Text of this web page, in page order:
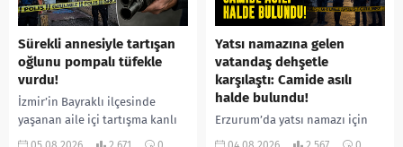
Sürekli annesiyle tartışan
oğlunu pompalı tüfekle
vurdu!
İzmir’in Bayraklı ilçesinde
yaşanan aile içi tartışma kanlı
bitti. İddiaya göre, uzun süredir
Yatsı namazına gelen
vatandaş dehşetle
karşılaştı: Camide asılı
halde bulundu!
Erzurum’da yatsı namazı için
camiye gelen bir vatandaş,